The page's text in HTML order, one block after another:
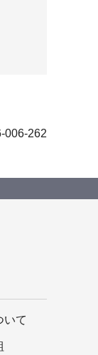
006-262
いて